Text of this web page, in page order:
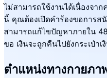
ไม่สามารถใช้งานได้เนื่องจา
นี้ คุณต้องเปิดคำร้องขอการส
สามารถแก้ไขปัญหาภายใน
ขอ เงินจะถูกคืนไปยังกระเป๋า
ตำแหน่งทางกายภา